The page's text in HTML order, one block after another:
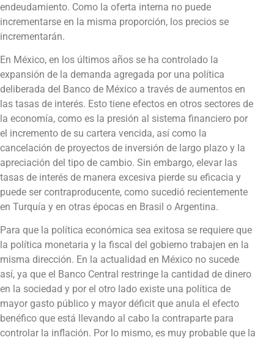
endeudamiento. Como la oferta interna no puede
incrementarse en la misma proporción, los precios se
incrementarán.
En México, en los últimos años se ha controlado la
expansión de la demanda agregada por una política
deliberada del Banco de México a través de aumentos en
las tasas de interés. Esto tiene efectos en otros sectores de
la economía, como es la presión al sistema financiero por
el incremento de su cartera vencida, así como la
cancelación de proyectos de inversión de largo plazo y la
apreciación del tipo de cambio. Sin embargo, elevar las
tasas de interés de manera excesiva pierde su eficacia y
puede ser contraproducente, como sucedió recientemente
en Turquía y en otras épocas en Brasil o Argentina.
Para que la política económica sea exitosa se requiere que
la política monetaria y la fiscal del gobierno trabajen en la
misma dirección. En la actualidad en México no sucede
así, ya que el Banco Central restringe la cantidad de dinero
en la sociedad y por el otro lado existe una política de
mayor gasto público y mayor déficit que anula el efecto
benéfico que está llevando al cabo la contraparte para
controlar la inflación. Por lo mismo, es muy probable que la